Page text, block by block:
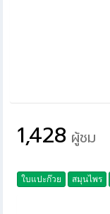
1,428 ผู้ชม
ใบแปะก๊วย สมุนไพร